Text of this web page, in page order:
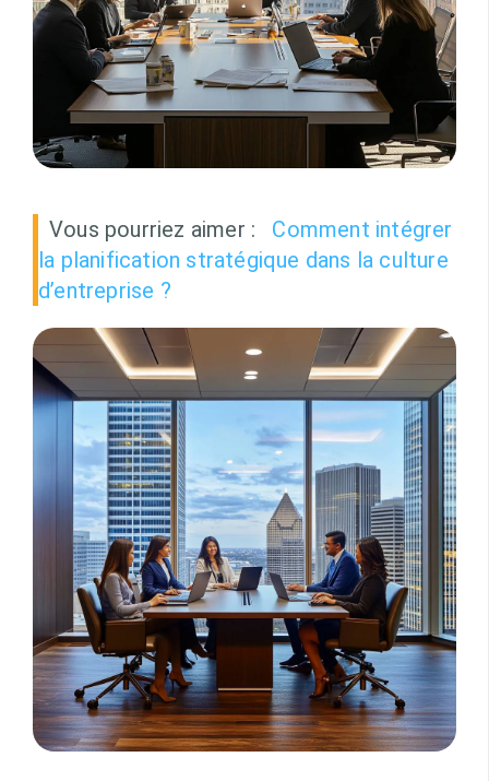
Vous pourriez aimer :
Comment intégrer
la planification stratégique dans la culture
d’entreprise ?